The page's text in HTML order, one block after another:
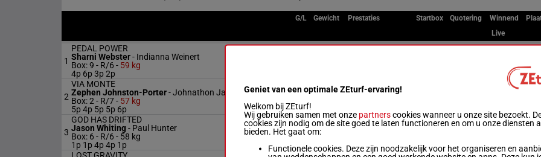
G/L Gewicht Prestaties Startbox Quotering Winnend
Live
1
PEDAL POWER
Sharni Webster- Indianna Weinert
Box: 9 - R/6 - 59 kg
4p 6p 3p 2p
2
VIA MONTE
Zephen Johnston-Porter-Johnathon Jachmann
Box: 2 - R/7 - 57 kg
5p 4p 5p 5p 6p
R/7 5p 4p 5p 5p 6p
3
GOD HAS DRIFTED
Jason Whiting- Paul Hunter
Box: 6 - R/6 - 58 kg
1p 1p 4p 4p 1p
R/6 58 kg
Geniet van een optimale ZEturf-ervaring!
Welkom bij ZEturf!
Wij gebruiken samen met onze partnerscookies wanneer u onze site bezoekt.
cookies zijn nodig om de site goed te laten functioneren en om u onze diensten
bieden. Het gaat om:
Functionele cookies. Deze zijn noodzakelijk voor het organiseren en